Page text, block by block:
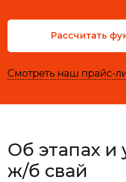
Рассчитать
Смотреть наш прайс-
Об этапах и
ж/б свай